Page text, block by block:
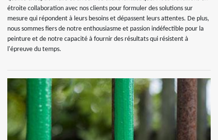
étroite collaboration avec nos clients pour formuler des solutions sur
mesure qui répondent à leurs besoins et dépassent leurs attentes. De plus,
nous sommes fiers de notre enthousiasme et passion indéfectible pour la
peinture et de notre capacité à fournir des résultats qui résistent à
l'épreuve du temps.